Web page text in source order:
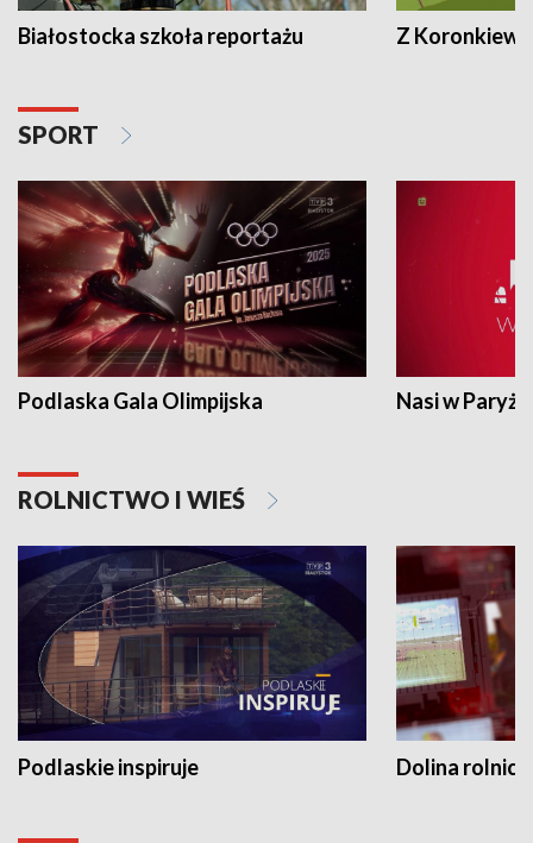
Białostocka szkoła reportażu Z
SPORT
Podlaska Gala Olimpijska Nasi w Paryżu
ROLNICTWO I WIEŚ
Podlaskie inspiruje Dolina